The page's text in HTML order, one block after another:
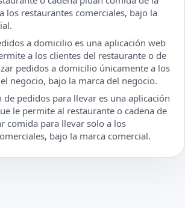
los restaurantes comerciales, bajo la
a domicilio es una aplicación web
a los clientes del restaurante o de
pedidos a domicilio únicamente a los
negocio, bajo la marca del negocio.
de pedidos para llevar es una aplicación
le permite al restaurante o cadena de
comida para llevar solo a los
bajo la marca comercial.